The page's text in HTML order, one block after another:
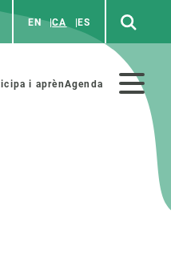
EN CA ES
i aprènAgenda